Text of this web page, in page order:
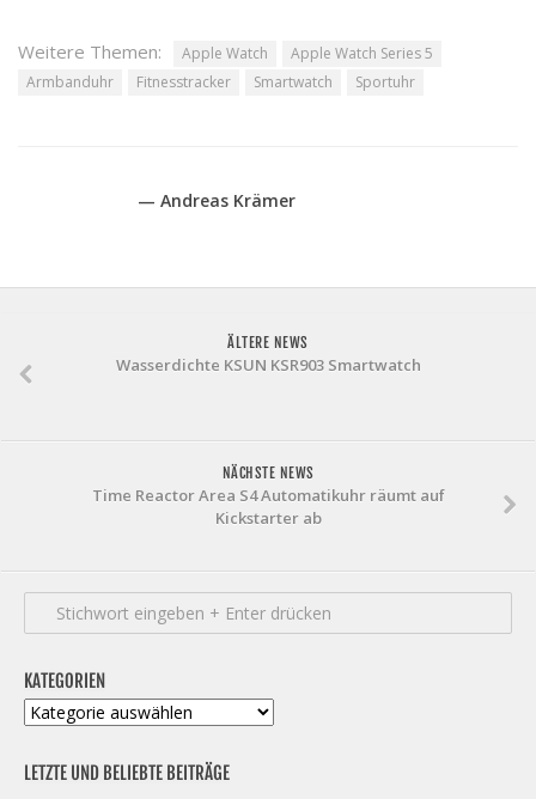
Weitere Themen: Apple Watch
Apple Watch Series 5
Armbanduhr
Fitnesstracker Smartwatch Sportuhr
— Andreas Krämer
ÄLTERE NEWS
Wasserdichte KSUN KSR903 Smartwatch
NÄCHSTE NEWS
Time Reactor Area S4 Automatikuhr räumt auf
Kickstarter ab
KATEGORIEN
Kategorien
LETZTE UND BELIEBTE BEITRÄGE